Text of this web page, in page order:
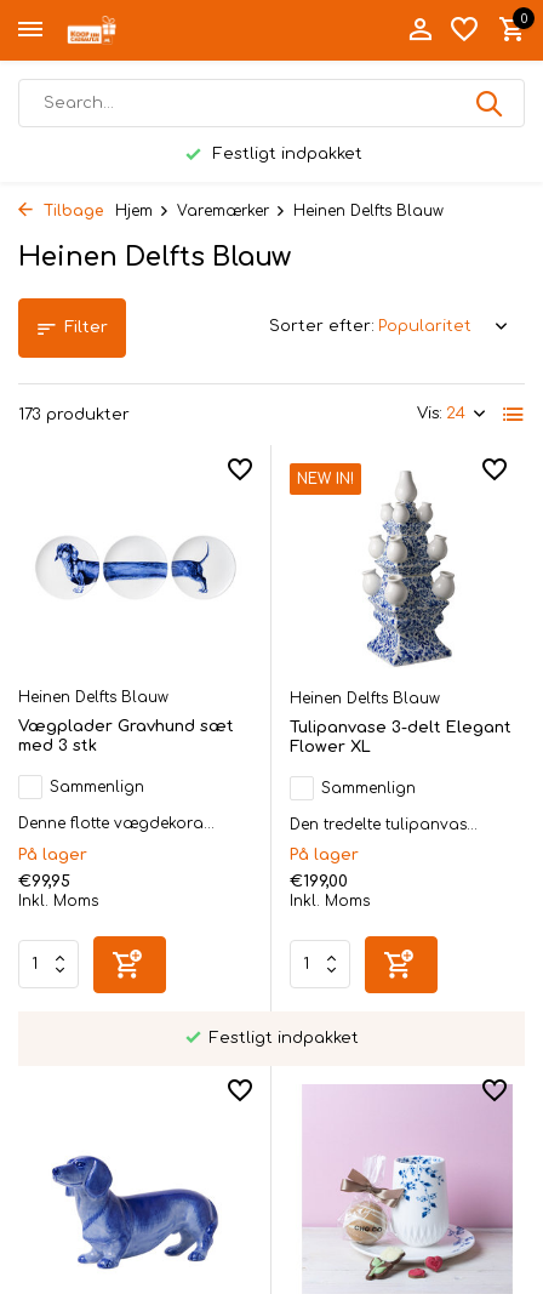
0
Festligt indpakket
Tilbage Hjem Varemærker Heinen Delfts Blauw
Heinen Delfts Blauw
Filter
173 produkter Vis:
Sorter efter:
Heinen Delfts Blauw
Vægplader Gravhund sæt
med 3 stk
Sammenlign
Denne flotte vægdekora...
På lager
€99,95
Inkl. Moms
NEW IN!
Heinen Delfts Blauw
Tulipanvase 3-delt Elegant
Flower XL
Sammenlign
Den tredelte tulipanvas...
På lager
€199,00
Inkl. Moms
Festligt indpakket